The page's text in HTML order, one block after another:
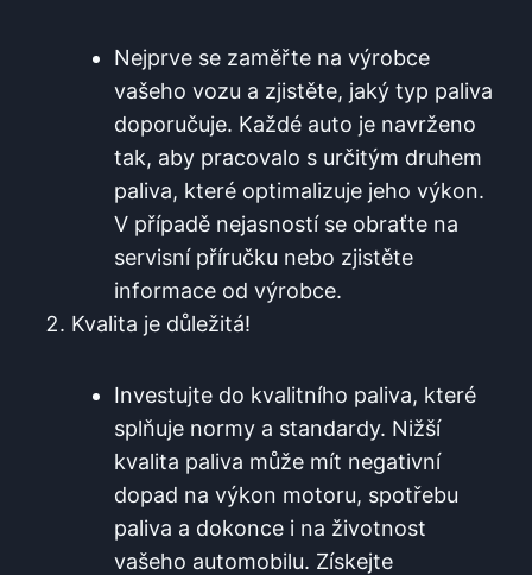
Nejprve se zaměřte na ‌výrobce
vašeho vozu a zjistěte, jaký typ​ paliva
doporučuje. ⁢Každé auto ⁢je navrženo
tak, aby pracovalo s určitým druhem
paliva, které optimalizuje ‌jeho výkon.​
V případě nejasností⁤ se obraťte na
servisní příručku nebo zjistěte
informace od výrobce.
Kvalita je důležitá!
Investujte do ​kvalitního paliva, které⁣
splňuje normy a standardy. Nižší
kvalita‌ paliva může mít⁤ negativní
dopad na⁢ výkon ​motoru, spotřebu
⁢paliva a‌ dokonce ⁤i na životnost
vašeho automobilu. Získejte